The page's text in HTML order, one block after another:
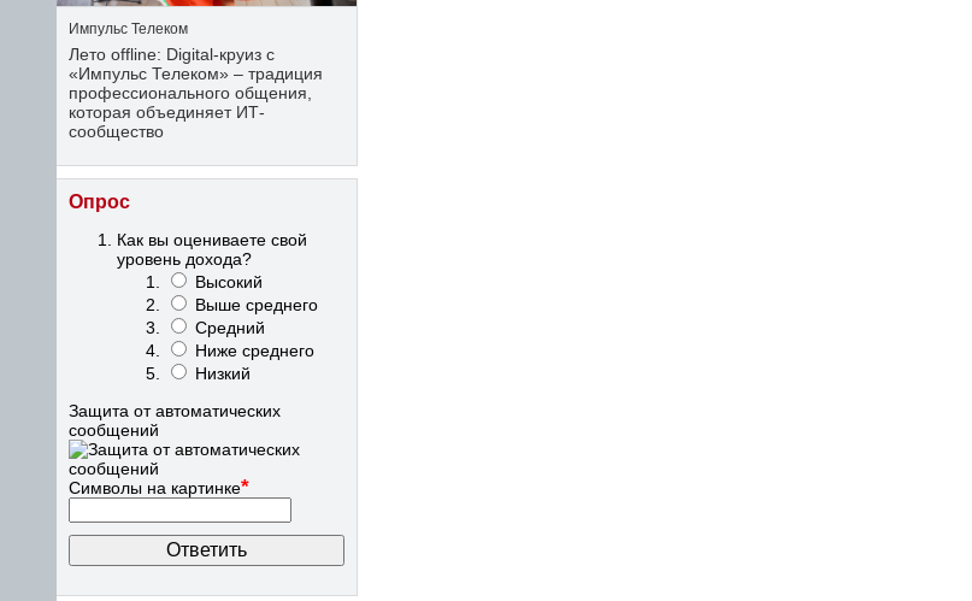
Импульс Телеком
Лето offline: Digital-круиз с
«Импульс Телеком» – традиция
профессионального общения,
которая объединяет ИТ-
сообщество
Опрос
Как вы оцениваете свой
уровень дохода?
Высокий
Выше среднего
Средний
Ниже среднего
Низкий
Защита от автоматических
сообщений
Символы на картинке*